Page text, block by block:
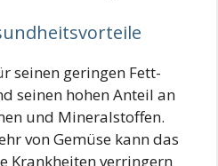
seinen geringen Fett-
seinen hohen Anteil an
und Mineralstoffen.
von Gemüse kann das
Krankheiten verringern